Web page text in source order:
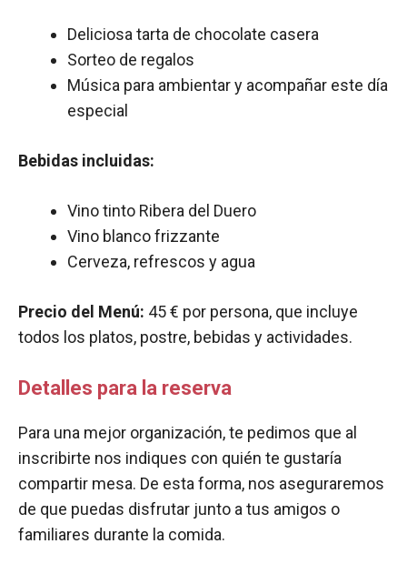
Deliciosa tarta de chocolate casera
Sorteo de regalos
Música para ambientar y acompañar este día
especial
Bebidas incluidas:
Vino tinto Ribera del Duero
Vino blanco frizzante
Cerveza, refrescos y agua
Precio del Menú: 45 € por persona, que incluye
todos los platos, postre, bebidas y actividades.
Detalles para la reserva
Para una mejor organización, te pedimos que al
inscribirte nos indiques con quién te gustaría
compartir mesa. De esta forma, nos aseguraremos
de que puedas disfrutar junto a tus amigos o
familiares durante la comida.